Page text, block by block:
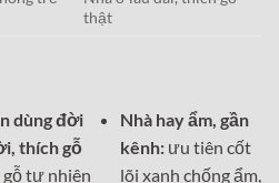
thật
dùng đời
thích gỗ
gỗ tự nhiên
Nhà hay ẩm, gần
kênh: ưu tiên cốt
lõi xanh chống ẩm,